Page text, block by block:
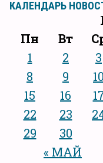
КАЛЕНДАРЬ
Пн
Вт
« МАЙ
1 2 3
8
9 10
15
16
22
23
29
30